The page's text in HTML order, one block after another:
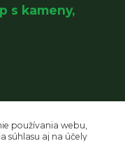
s kameny,
používania webu,
súhlasu aj na účely